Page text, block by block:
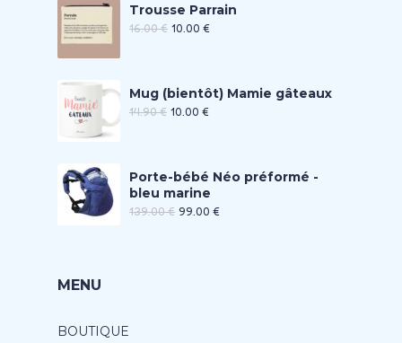
Trousse Parrain
16.00€ 10.00 €
Mug (bientôt) Mamie gâteaux
14.90€ 10.00 €
Porte-bébé Néo préformé -
bleu marine
139.00€ 99.00 €
MENU
BOUTIQUE